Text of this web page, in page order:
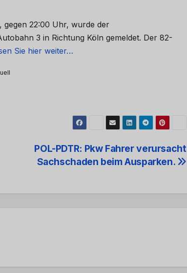
gegen 22:00 Uhr, wurde der
3 in Richtung Köln gemeldet. Der 82-
Sie hier weiter…
POL-PDTR: Pkw Fahrer verursacht
Sachschaden beim Ausparken.